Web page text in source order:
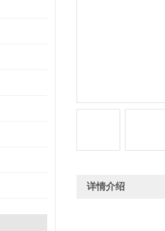
详情介绍